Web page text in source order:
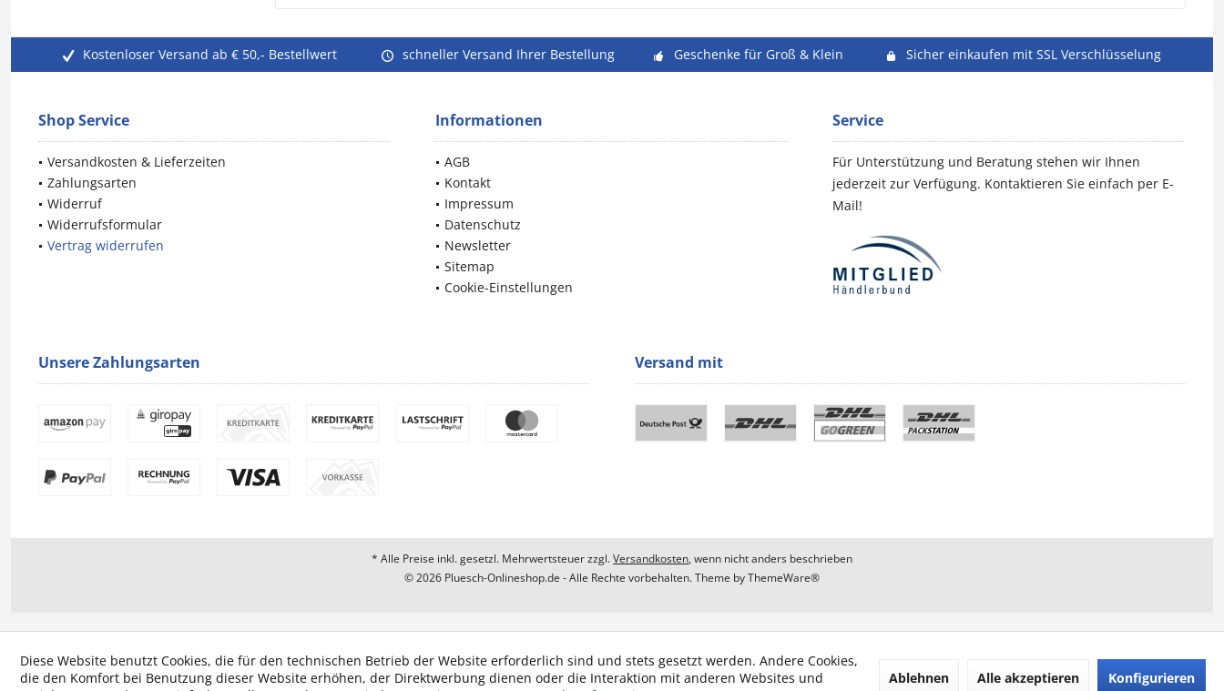
Kostenloser Versand ab € 50,- Bestellwert schneller Versand Ihrer Bestellung Geschenke für Groß & Klein Sicher einkaufen mit SSL Verschlüsselung
Shop Service
Versandkosten & Lieferzeiten
Zahlungsarten
Widerruf
Widerrufsformular
Vertrag widerrufen
Informationen
AGB
Kontakt
Impressum
Datenschutz
Newsletter
Sitemap
Cookie-Einstellungen
Service
Für Unterstützung und Beratung stehen wir Ihnen
jederzeit zur Verfügung. Kontaktieren Sie einfach per E-
Mail!
Unsere Zahlungsarten Versand mit
* Alle Preise inkl. gesetzl. Mehrwertsteuer zzgl.Versandkosten, wenn nicht anders beschrieben
© 2026 Pluesch-Onlineshop.de - Alle Rechte vorbehalten. Theme byThemeWare®
Diese Website benutzt Cookies, die für den technischen Betrieb der Website erforderlich sind und stets gesetzt werden. Andere Cookies,
die den Komfort bei Benutzung dieser Website erhöhen, der Direktwerbung dienen oder die Interaktion mit anderen Websites und
Ablehnen Alle akzeptieren Konfigurieren